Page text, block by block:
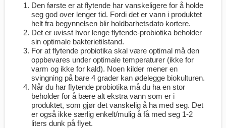
Den første er at flytende har vanskeligere for å holde
seg god over lenger tid. Fordi det er vann i produktet
helt fra begynnelsen blir holdbarhetsdato kortere.
Det er uvisst hvor lenge flytende-probiotika beholder
sin optimale bakterietilstand.
For at flytende probiotika skal være optimal må den
oppbevares under optimale temperaturer (ikke for
varm og ikke for kald). Noen kilder mener en
svingning på bare 4 grader kan ødelegge biokulturen.
Når du har flytende probiotika må du ha en stor
beholder for å bære alt ekstra vann som er i
produktet, som gjør det vanskelig å ha med seg. Det
er også ikke særlig enkelt/mulig å få med seg 1-2
liters dunk på flyet.